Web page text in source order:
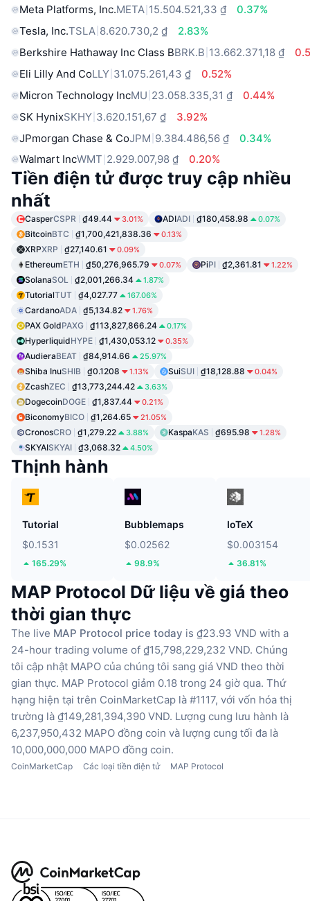
Meta Platforms, Inc.META 15.504.521,33 ₫
0.37%
Tesla, Inc.TSLA 8.620.730,2 ₫
2.83%
Berkshire Hathaway Inc Class BBRK.B 13.662.371,18 ₫
Eli Lilly And CoLLY 31.075.261,43 ₫
0.52%
Micron Technology IncMU 23.058.335,31 ₫
0.44%
SK HynixSKHY 3.620.151,67 ₫
3.92%
JPmorgan Chase & CoJPM 9.384.486,56 ₫
0.34%
Walmart IncWMT 2.929.007,98 ₫ 0.20%
Tiền điện tử được truy cập nhiều
nhất
CasperCSPR ₫49.44 3.01% ADIADI ₫180,458.98 0.07%
BitcoinBTC ₫1,700,421,838.36 0.13%
XRPXRP ₫27,140.61 0.09%
EthereumETH ₫50,276,965.79 0.07% PiPI ₫2,361.81 1.22%
SolanaSOL ₫2,001,266.34 1.87%
TutorialTUT ₫4,027.77 167.06%
CardanoADA ₫5,134.82 1.76%
PAX GoldPAXG ₫113,827,866.24 0.17%
HyperliquidHYPE ₫1,430,053.12 0.35%
AudieraBEAT ₫84,914.66 25.97%
Shiba InuSHIB ₫0.1208 1.13% SuiSUI ₫18,128.88 0.04%
ZcashZEC ₫13,773,244.42 3.63%
DogecoinDOGE ₫1,837.44 0.21%
BiconomyBICO ₫1,264.65 21.05%
CronosCRO ₫1,279.22 3.88% KaspaKAS ₫695.98 1.28%
SKYAISKYAI ₫3,068.32 4.50%
Thịnh hành
Tutorial
$0.1531
165.29%
Bubblemaps
$0.02562
98.9%
IoTeX
$0.003154
36.81%
MAP Protocol Dữ liệu về giá theo
thời gian thực
The live MAP Protocol price today is ₫23.93 VND with a
24-hour trading volume of ₫15,798,229,232 VND. Chúng
tôi cập nhật MAPO của chúng tôi sang giá VND theo thời
gian thực. MAP Protocol giảm 0.18 trong 24 giờ qua. Thứ
hạng hiện tại trên CoinMarketCap là #1117, với vốn hóa thị
trường là ₫149,281,394,390 VND. Lượng cung lưu hành là
6,237,950,432 MAPO đồng coin và lượng cung tối đa là
10,000,000,000 MAPO đồng coin.
CoinMarketCap Các loại tiền điện tử MAP Protocol